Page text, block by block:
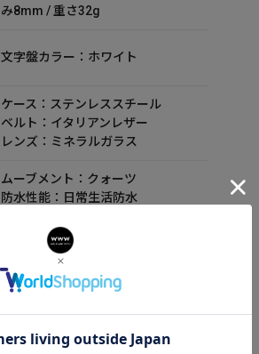
み8mm / 重さ32g
文字盤カラー：ホワイト
ケース：ステンレススチール
ベルト：イタリアンレザー
レンズ：ミネラルガラス
ムーブメント：クォーツ
防水性能：日常生活防水
セット内容：箱 保証書 取扱説明書